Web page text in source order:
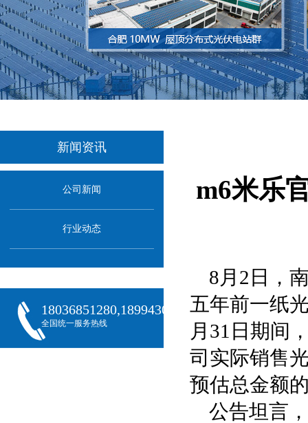
新闻资讯
公司新闻
行业动态
18036851280,18994301288,18068407382
全国统一服务热线
m6米乐
8月2日，
五年前一纸
月31日期间
司实际销售
预估总金额
公告坦言